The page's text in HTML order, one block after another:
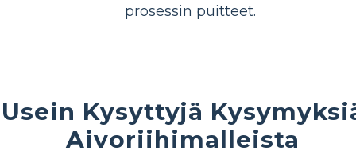
prosessin puitteet.
Usein Kysyttyjä
Aivoriihimalleista